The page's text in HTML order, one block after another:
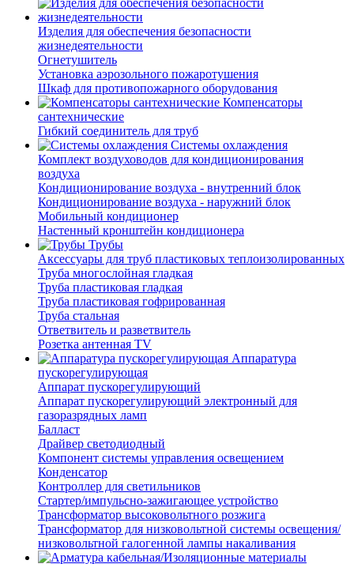
Изделия для обеспечения безопасности
жизнедеятельности
Огнетушитель
Установка аэрозольного пожаротушения
Шкаф для противопожарного оборудования
Компенсаторы
сантехнические
Гибкий соединитель для труб
Системы охлаждения
Комплект воздуховодов для кондиционирования
воздуха
Кондиционирование воздуха - внутренний блок
Кондиционирование воздуха - наружний блок
Мобильный кондиционер
Настенный кронштейн кондиционера
Трубы
Аксессуары для труб пластиковых теплоизолированных
Труба многослойная гладкая
Труба пластиковая гладкая
Труба пластиковая гофрированная
Труба стальная
Ответвитель и разветвитель
Розетка антенная TV
Аппаратура
пускорегулирующая
Аппарат пускорегулирующий
Аппарат пускорегулирующий электронный для
газоразрядных ламп
Балласт
Драйвер светодиодный
Компонент системы управления освещением
Конденсатор
Контроллер для светильников
Стартер/импульсно-зажигающее устройство
Трансформатор высоковольтного розжига
Трансформатор для низковольтной системы освещения/
низковольтной галогенной лампы накаливания